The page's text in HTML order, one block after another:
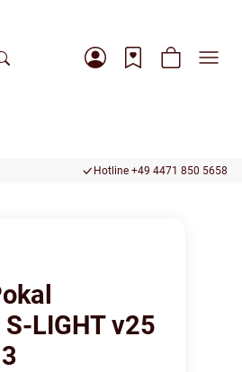
Hotline +49 4471 850 5658
LIGHT v25